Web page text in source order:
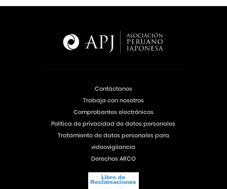
Contáctanos
Trabaja con nosotros
Comprobantes electrónicos
Política de privacidad de datos personales
Tratamiento de datos personales para
videovigilancia
Derechos ARCO